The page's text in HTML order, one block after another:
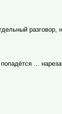
разговор,
...